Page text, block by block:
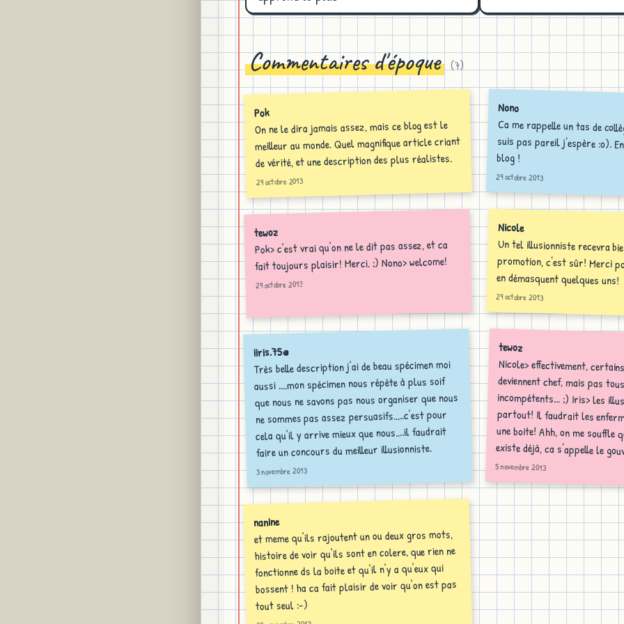
Commentaires d'époque (7)
Pok
On ne le dira jamais assez, mais ce blog est le
meilleur au monde. Quel magnifique article criant
de vérité, et une description des plus réalistes.
29 octobre 2013
Nono
Ca me rappelle un tas de
suis pas pareil j'espère :o).
blog !
29 octobre 2013
tewoz
Pok> c'est vrai qu'on ne le dit pas assez, et ca
fait toujours plaisir! Merci. ;) Nono> welcome!
29 octobre 2013
Nicole
Un tel illusionniste recevra
promotion, c'est sûr! Merci pour
en démasquent quelques uns!
29 octobre 2013
iiris.75@
Très belle description j'ai de beau spécimen moi
aussi ....mon spécimen nous répète à plus soif
que nous ne savons pas nous organiser que nous
ne sommes pas assez persuasifs.....c'est pour
cela qu'il y arrive mieux que nous....il faudrait
faire un concours du meilleur illusionniste.
3 novembre 2013
tewoz
Nicole> effectivement,
deviennent chef, mais pas
incompétents... ;) Iris> les
partout! Il faudrait les enfermer
une boite! Ahh, on me souffle
existe déjà, ca s'appelle le
5 novembre 2013
nanine
et meme qu'ils rajoutent un ou deux gros mots,
histoire de voir qu'ils sont en colere, que rien ne
fonctionne ds la boite et qu'il n'y a qu'eux qui
bossent ! ha ca fait plaisir de voir qu'on est pas
tout seul :-)